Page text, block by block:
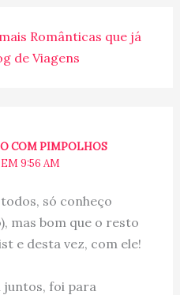
Românticas que já
de Viagens
COM PIMPOLHOS
EM 9:56 AM
só conheço
mas bom que o resto
e desta vez, com ele!
juntos, foi para